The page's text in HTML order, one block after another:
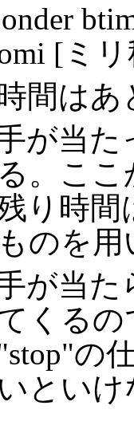
[ミ
間はあ
が当た
。ここ
り時間
のを用
が当た
くる
の
とい